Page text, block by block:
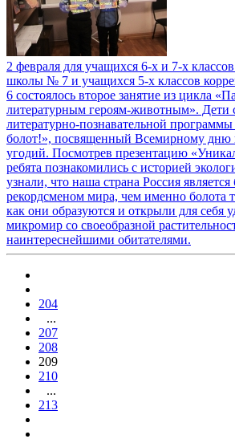
2 февраля для учащихся 6-х и 7-х
школы № 7 и учащихся 5-х классов
6 состоялось второе занятие из цикла
литературным героям-животным». Дети
литературно-познавательной
болот!», посвященный Всемирному дню
угодий. Посмотрев презентацию
ребята познакомились с историей
узнали, что наша страна Россия
рекордсменом мира, чем именно болота
как они образуются и открыли для себя
микромир со своеобразной
наинтереснейшими обитателями.
204
...
207
208
209
210
...
213